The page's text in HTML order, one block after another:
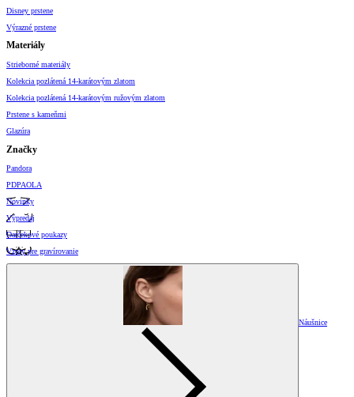
Disney prstene
Výrazné prstene
Materiály
Strieborné materiály
Kolekcia pozlátená 14-karátovým zlatom
Kolekcia pozlátená 14-karátovým ružovým zlatom
Prstene s kameňmi
Glazúra
Značky
Pandora
PDPAOLA
Novinky
Výpredaj
Darčekové poukazy
Vzory pre gravírovanie
Náušnice